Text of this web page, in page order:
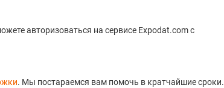
авторизоваться на сервисе Expodat.com с
. Мы постараемся вам помочь в кратчайшие сроки.